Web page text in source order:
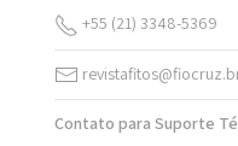
+55 (21) 3348-5369
Contato para Suporte